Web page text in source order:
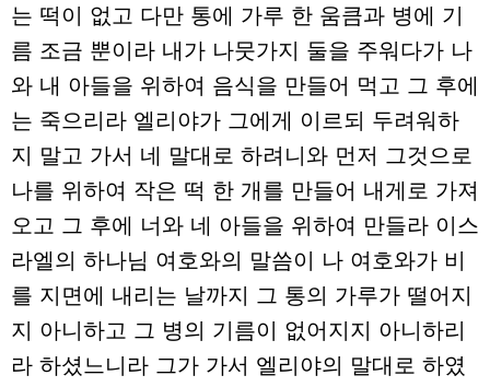
는 떡이 없고 다만 통에 가루 한 움큼과 병에 기
름 조금 뿐이라 내가 나뭇가지 둘을 주워다가 나
와 내 아들을 위하여 음식을 만들어 먹고 그 후에
는 죽으리라 엘리야가 그에게 이르되 두려워하
지 말고 가서 네 말대로 하려니와 먼저 그것으로
나를 위하여 작은 떡 한 개를 만들어 내게로 가져
오고 그 후에 너와 네 아들을 위하여 만들라 이스
라엘의 하나님 여호와의 말씀이 나 여호와가 비
를 지면에 내리는 날까지 그 통의 가루가 떨어지
지 아니하고 그 병의 기름이 없어지지 아니하리
라 하셨느니라 그가 가서 엘리야의 말대로 하였